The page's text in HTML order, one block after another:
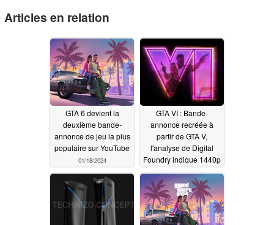
Articles en relation
GTA 6 devient la
deuxième bande-
annonce de jeu la plus
populaire sur YouTube
01/18/2024
GTA VI : Bande-
annonce recréée à
partir de GTA V,
l'analyse de Digital
Foundry indique 1440p
et 30 fps12/12/2023